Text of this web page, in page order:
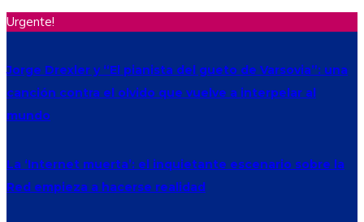
Urgente!
Jorge Drexler y “El pianista del gueto de Varsovia”: una
canción contra el olvido que vuelve a interpelar al
mundo
La ‘Internet muerta’: el inquietante escenario sobre la
Red empieza a hacerse realidad